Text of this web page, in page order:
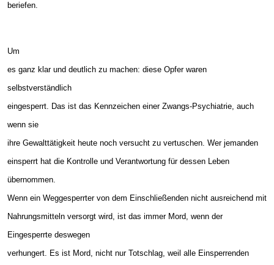
beriefen.
Um
es ganz klar und deutlich zu machen: diese Opfer waren
selbstverständlich
eingesperrt. Das ist das Kennzeichen einer Zwangs-Psychiatrie, auch
wenn sie
ihre Gewalttätigkeit heute noch versucht zu vertuschen. Wer jemanden
einsperrt hat die Kontrolle und Verantwortung für dessen Leben
übernommen.
Wenn ein Weggesperrter von dem Einschließenden nicht ausreichend mit
Nahrungsmitteln versorgt wird, ist das immer Mord, wenn der
Eingesperrte deswegen
verhungert. Es ist Mord, nicht nur Totschlag, weil alle Einsperrenden